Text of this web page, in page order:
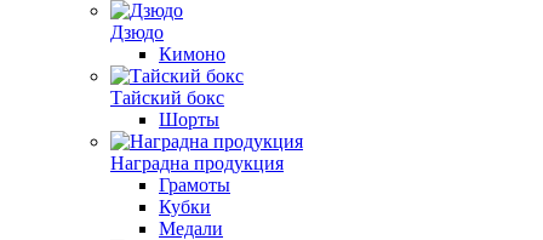
Дзюдо
Кимоно
Тайский бокс
Шорты
Наградна продукция
Грамоты
Кубки
Медали